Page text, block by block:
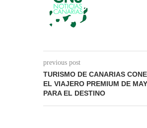
previous post
TURISMO DE CANARIAS
EL VIAJERO PREMIUM DE
PARA EL DESTINO